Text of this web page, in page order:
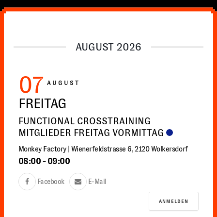
AUGUST 2026
07 AUGUST
FREITAG
FUNCTIONAL CROSSTRAINING
MITGLIEDER FREITAG VORMITTAG
Monkey Factory | Wienerfeldstrasse 6, 2120 Wolkersdorf
08:00 - 09:00
Facebook E-Mail
ANMELDEN